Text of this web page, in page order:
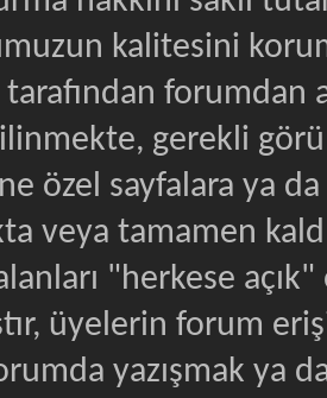
kalitesini
forumdan
gerekli
özel sayfalara ya
veya tamamen
"herkese
üyelerin forum
yazışmak ya